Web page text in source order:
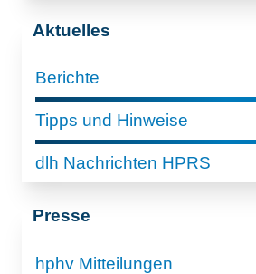
Aktuelles
Berichte
Tipps und Hinweise
dlh Nachrichten HPRS
Presse
hphv Mitteilungen